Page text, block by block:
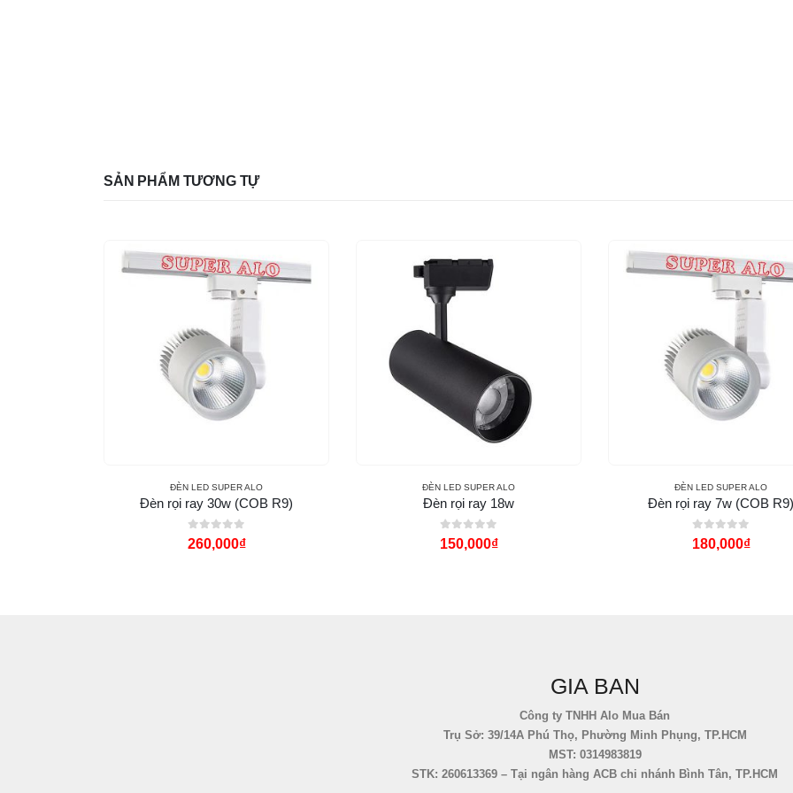
SẢN PHẨM TƯƠNG TỰ
ĐÈN LED SUPER ALO
Đèn rọi ray 30w (COB R9)
0out of 5
260,000₫
ĐÈN LED SUPER ALO
Đèn rọi ray 18w
0 out of 5
150,000₫
ĐÈN LED SUPER ALO
Đèn rọi ray 7w (COB R9)
0 out of 5
180,000₫
GIA BAN
Công ty TNHH Alo Mua Bán
Trụ Sở: 39/14A Phú Thọ, Phường Minh Phụng, TP.HCM
MST: 0314983819
STK: 260613369 – Tại ngân hàng ACB chi nhánh Bình Tân, TP.HCM